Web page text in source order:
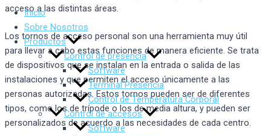
Inicio
Sobre Nosotros
Productos
Control de presencia
Software
Terminal Presencia
Control de Temperatura Corporal
Control de accesos
Software
acceso a las distintas áreas.
Los tornos de acceso personal son una herramienta muy útil
para llevar a cabo estas funciones de manera eficiente. Se trata
de dispositivos que se instalan en la entrada o salida de las
instalaciones y que permiten el acceso únicamente a las
personas autorizadas. Estos tornos pueden ser de diferentes
tipos, como los de trípode o los de media altura, y pueden ser
personalizados de acuerdo a las necesidades de cada centro.